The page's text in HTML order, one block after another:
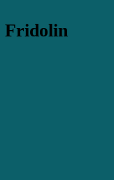
Fridolin